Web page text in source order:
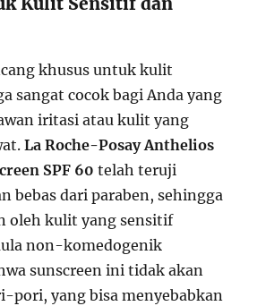
khusus untuk kulit
sangat cocok bagi Anda yang
iritasi atau kulit yang
La Roche-Posay Anthelios
SPF 60 telah teruji
bebas dari paraben, sehingga
oleh kulit yang sensitif
non-komedogenik
sunscreen ini tidak akan
pori, yang bisa menyebabkan